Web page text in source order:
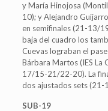
y María Hinojosa
10); y Alejandro
en semifinales (21-13/
baja del cuadro los
Cuevas lograban el
Bárbara Martos (IES La
17/15-21/22-20). La
dos ajustados sets
SUB-19